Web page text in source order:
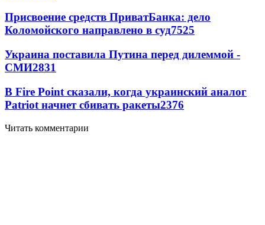
Присвоение средств ПриватБанка: дело
Коломойского направлено в суд7525
Украина поставила Путина перед дилеммой -
СМИ2831
В Fire Point сказали, когда украинский аналог
Patriot начнет сбивать ракеты2376
Читать комментарии